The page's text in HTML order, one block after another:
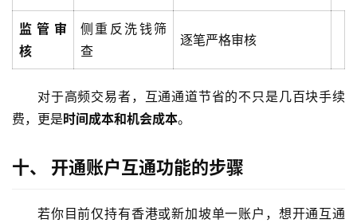
监管审
核
侧重反洗钱筛
查
逐笔严格审核
对于高频交易者，互通通道节省的不只是几百块手续
费，更是时间成本和机会成本。
十、 开通账户互通功能的步骤
若你目前仅持有香港或新加坡单一账户，想开通互通